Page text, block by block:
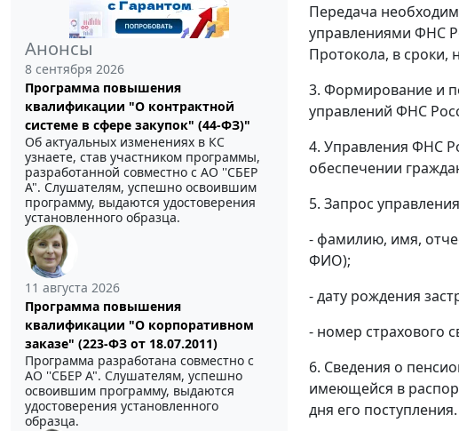
Анонсы
8 сентября 2026
Программа повышения
квалификации "О контрактной
системе в сфере закупок" (44-ФЗ)"
Об актуальных изменениях в КС
узнаете, став участником программы,
разработанной совместно с АО ''СБЕР
А". Слушателям, успешно освоившим
программу, выдаются удостоверения
установленного образца.
11 августа 2026
Программа повышения
квалификации "О корпоративном
заказе" (223-ФЗ от 18.07.2011)
Программа разработана совместно с
АО ''СБЕР А". Слушателям, успешно
освоившим программу, выдаются
удостоверения установленного
образца.
Передача
управлениями ФНС
Протокола, в
3. Формирование и
управлений ФНС
4. Управления ФНС
обеспечении
5. Запрос
- фамилию, имя,
ФИО);
- дату рождения
- номер страхового
6. Сведения о
имеющейся в
дня его поступления.